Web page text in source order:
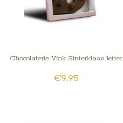
Chocolaterie Vink Sinterklaas letter
met foto
€9,95